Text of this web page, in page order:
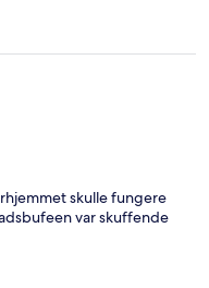
skulle fungere
var skuffende